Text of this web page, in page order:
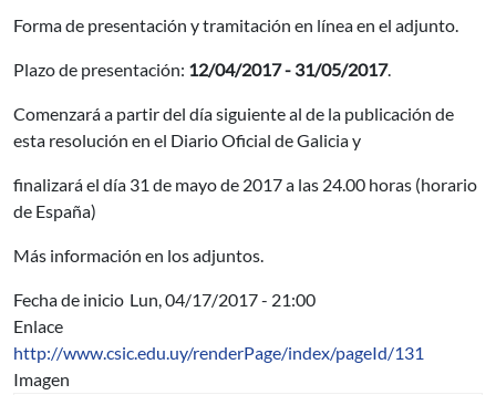
Forma de presentación y tramitación en línea en el adjunto.
Plazo de presentación: 12/04/2017 - 31/05/2017.
Comenzará a partir del día siguiente al de la publicación de
esta resolución en el Diario Oficial de Galicia y
finalizará el día 31 de mayo de 2017 a las 24.00 horas (horario
de España)
Más información en los adjuntos.
Fecha de inicio Lun, 04/17/2017 - 21:00
Enlace
http://www.csic.edu.uy/renderPage/index/pageId/131
Imagen